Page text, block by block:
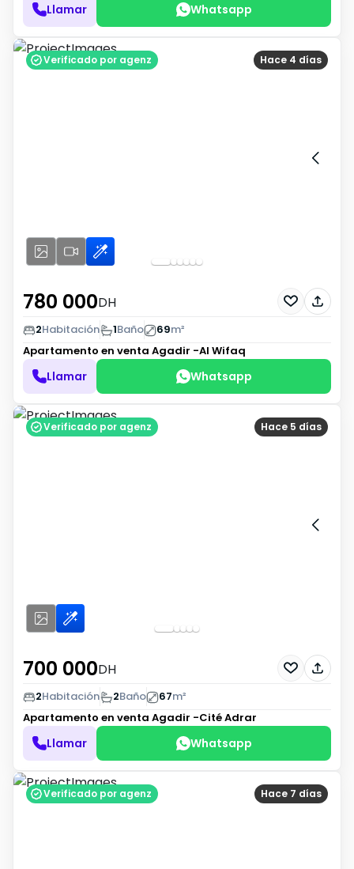
Llamar Whatsapp
Hace 4 días
Verificado por agenz
780 000DH
2Habitación 1Baño 69m²
Apartamento en venta Agadir -Al Wifaq
Llamar Whatsapp
Hace 5 días
Verificado por agenz
700 000DH
2Habitación 2Baño 67m²
Apartamento en venta Agadir -Cité Adrar
Llamar Whatsapp
Hace 7 días
Verificado por agenz